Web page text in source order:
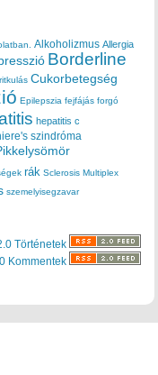
Alkoholizmus Allergia
Borderline
Cukorbetegség
Epilepszia fejfájás forgó
hepatitis c
szindróma
rák Sclerosis Multiplex
szemelyisegzavar
Történetek
Kommentek